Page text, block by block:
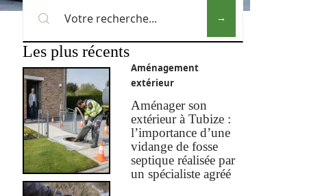
Les plus récents
Aménagement
extérieur
Aménager son
extérieur à Tubize :
l’importance d’une
vidange de fosse
septique réalisée par
un spécialiste agréé